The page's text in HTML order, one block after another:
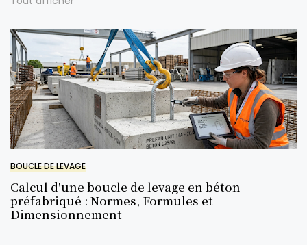
BOUCLE DE LEVAGE
Calcul d'une boucle de levage en béton
préfabriqué : Normes, Formules et
Dimensionnement